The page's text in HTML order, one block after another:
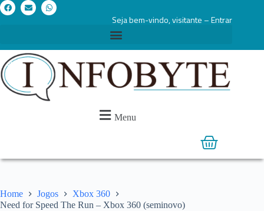
Seja bem-vindo, visitante – Entrar
Menu
Home Jogos
Xbox 360
Need for Speed The Run – Xbox 360 (seminovo)